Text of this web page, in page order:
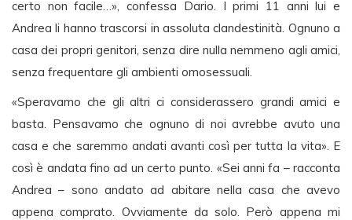
certo non facile…», confessa Dario. I primi 11 anni lui e
Andrea li hanno trascorsi in assoluta clandestinità. Ognuno a
casa dei propri genitori, senza dire nulla nemmeno agli amici,
senza frequentare gli ambienti omosessuali.
«Speravamo che gli altri ci considerassero grandi amici e
basta. Pensavamo che ognuno di noi avrebbe avuto una
casa e che saremmo andati avanti così per tutta la vita». E
così è andata fino ad un certo punto. «Sei anni fa – racconta
Andrea – sono andato ad abitare nella casa che avevo
appena comprato. Ovviamente da solo. Però appena mi